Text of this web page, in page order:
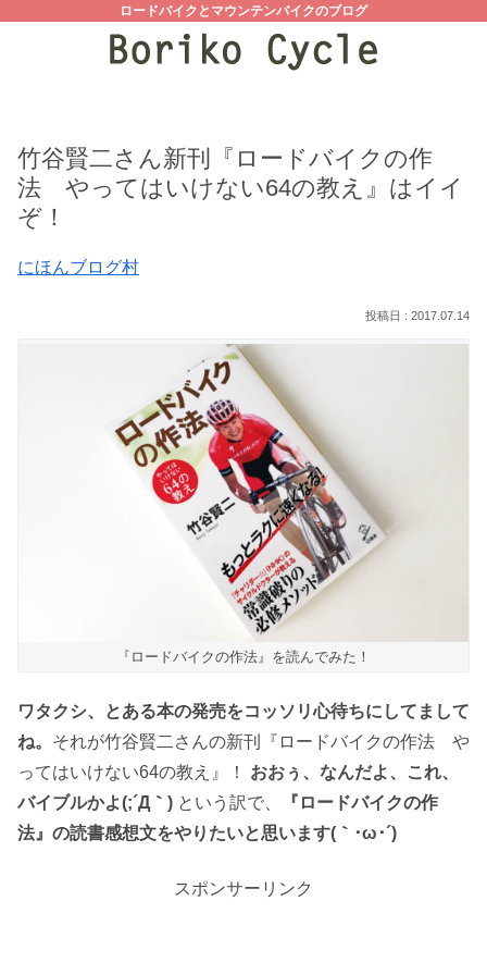
ロードバイクとマウンテンバイクのブログ
竹谷賢二さん新刊『ロードバイクの作
法 やってはいけない64の教え』はイイ
ぞ！
にほんブログ村
2017.07.14
『ロードバイクの作法』を読んでみた！
ワタクシ、とある本の発売をコッソリ心待ちにしてまして
ね。 それが竹谷賢二さんの新刊『ロードバイクの作法 や
ってはいけない64の教え』！ おおぅ、なんだよ、これ、
バイブルかよ(;´Д｀) という訳で、
『ロードバイクの作
法』の読書感想文をやりたいと思います(｀･ω･´)ゞ
スポンサーリンク